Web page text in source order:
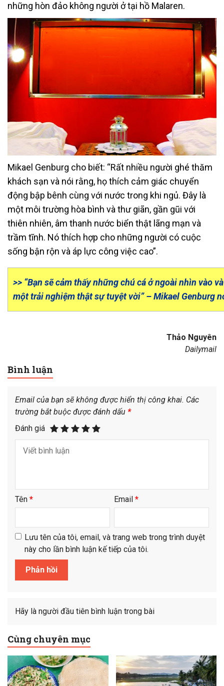
những hòn đảo không người ở tại hồ Malaren.
Mikael Genburg cho biết: “Rất nhiều người ghé thăm
khách sạn và nói rằng, họ thích cảm giác chuyển
động bập bênh cùng với nước trong khi ngủ. Đây là
một môi trường hòa bình và thư giãn, gần gũi với
thiên nhiên, âm thanh nước biển thật lãng mạn và
trầm tĩnh. Nó thích hợp cho những người có cuộc
sống bận rộn và áp lực công việc cao”.
>> “Bạn sẽ cảm thấy những chú cá ở ngoài nhìn vào
một trải nghiệm thật sự tuyệt vời” – Mikael Genburg
Thảo Nguyên
Dailymail
Bình luận
Email của bạn sẽ không được hiển thị công khai. Các
trường bắt buộc được đánh dấu *
Đánh giá
Tên * Email *
Lưu tên của tôi, email, và trang web trong trình duyệt
này cho lần bình luận kế tiếp của tôi.
Hãy là người đầu tiên bình luận trong bài
Cùng chuyên mục